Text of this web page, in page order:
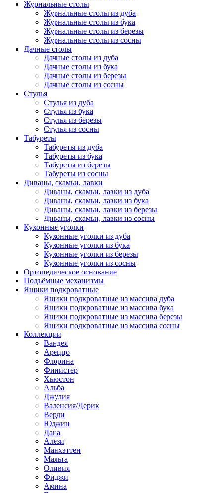
Журнальные столы
Журнальные столы из дуба
Журнальные столы из бука
Журнальные столы из березы
Журнальные столы из сосны
Дачные столы
Дачные столы из дуба
Дачные столы из бука
Дачные столы из березы
Дачные столы из сосны
Стулья
Стулья из дуба
Стулья из бука
Стулья из березы
Стулья из сосны
Табуреты
Табуреты из дуба
Табуреты из бука
Табуреты из березы
Табуреты из сосны
Диваны, скамьи, лавки
Диваны, скамьи, лавки из дуба
Диваны, скамьи, лавки из бука
Диваны, скамьи, лавки из березы
Диваны, скамьи, лавки из сосны
Кухонные уголки
Кухонные уголки из дуба
Кухонные уголки из бука
Кухонные уголки из березы
Кухонные уголки из сосны
Ортопедическое основание
Подъёмные механизмы
Ящики подкроватные
Ящики подкроватные из массива дуба
Ящики подкроватные из массива бука
Ящики подкроватные из массива березы
Ящики подкроватные из массива сосны
Коллекции
Вандея
Ареццо
Флорина
Финистер
Хьюстон
Альба
Джулия
Валенсия/Дерик
Верди
Юджин
Дана
Алези
Манхэттен
Мальта
Оливия
Фиджи
Амина